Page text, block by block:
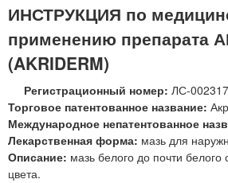
Д
Е
Р
М
®
Г
Е
Н
Т
ИНСТРУКЦИЯ по
применению препарата
(AKRIDERM)
Регистрационный номер: ЛС-
Торговое патентованное название:
Международное непатентованное
Лекарственная форма: мазь для
Описание: мазь белого до почти
цвета.